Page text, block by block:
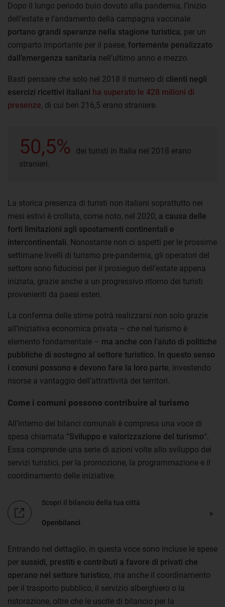
Dopo il lungo periodo buio dovuto alla pandemia, l’inizio
dell’estate e l’andamento della campagna vaccinale
portano grandi speranze nella stagione turistica, per un
comparto importante per il paese, fortemente penalizzato
dall’emergenza sanitaria nell’ultimo anno e mezzo.
Basti pensare che solo nel 2018 il numero di clienti negli
esercizi ricettivi italiani ha superato le 428 milioni di
presenze, di cui ben 216,5 erano straniere.
50,5%
dei turisti in Italia nel 2018 erano
stranieri.
La storica presenza di turisti non italiani soprattutto nei
mesi estivi è crollata, come noto, nel 2020, a causa delle
forti limitazioni agli spostamenti continentali e
intercontinentali . Nonostante non ci aspetti per le prossime
settimane livelli di turismo pre-pandemia, gli operatori del
settore sono fiduciosi per il prosieguo dell’estate appena
iniziata, grazie anche a un progressivo ritorno dei turisti
provenienti da paesi esteri.
La conferma delle stime potrà realizzarsi non solo grazie
all’iniziativa economica privata – che nel turismo è
elemento fondamentale – ma anche con l’aiuto di politiche
pubbliche di sostegno al settore turistico. In questo senso
i comuni possono e devono fare la loro parte, investendo
risorse a vantaggio dell’attrattività dei territori.
Come i comuni possono contribuire al turismo
All’interno dei bilanci comunali è compresa una voce di
spesa chiamata “Sviluppo e valorizzazione del turismo“.
Essa comprende una serie di azioni volte allo sviluppo dei
servizi turistici, per la promozione, la programmazione e il
coordinamento delle iniziative.
Scopri il bilancio della tua città
Openbilanci
Entrando nel dettaglio, in questa voce sono incluse le spese
per sussidi, prestiti e contributi a favore di privati che
operano nel settore turistico, ma anche il coordinamento
per il trasporto pubblico, il servizio alberghiero o la
ristorazione, oltre che le uscite di bilancio per la